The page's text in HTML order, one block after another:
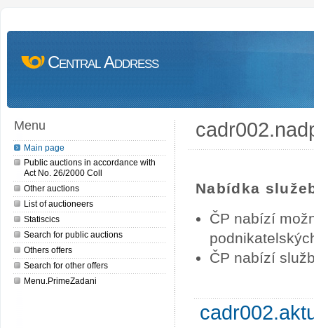
Central Address
Menu
Main page
Public auctions in accordance with
Act No. 26/2000 Coll
Other auctions
List of auctioneers
Statiscics
Search for public auctions
Others offers
Search for other offers
Menu.PrimeZadani
Nabídka
ČP nabízí
ČP nabízí